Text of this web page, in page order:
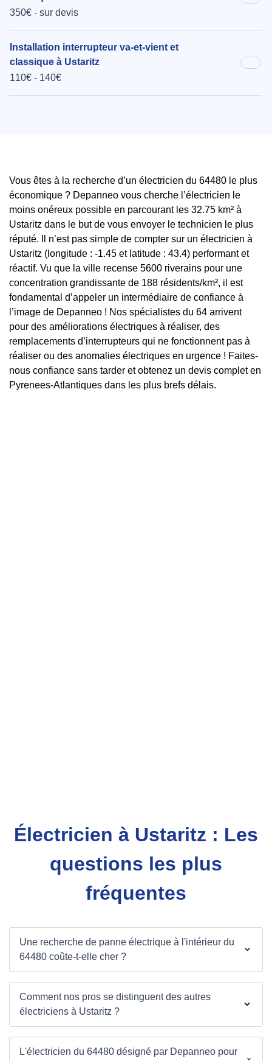
350€ - sur devis
Installation interrupteur va-et-vient et
classique à Ustaritz
110€ - 140€
Vous êtes à la recherche d’un électricien du 64480 le plus
économique ? Depanneo vous cherche l’électricien le
moins onéreux possible en parcourant les 32.75 km² à
Ustaritz dans le but de vous envoyer le technicien le plus
réputé. Il n’est pas simple de compter sur un électricien à
Ustaritz (longitude : -1.45 et latitude : 43.4) performant et
réactif. Vu que la ville recense 5600 riverains pour une
concentration grandissante de 188 résidents/km², il est
fondamental d’appeler un intermédiaire de confiance à
l’image de Depanneo ! Nos spécialistes du 64 arrivent
pour des améliorations électriques à réaliser, des
remplacements d’interrupteurs qui ne fonctionnent pas à
réaliser ou des anomalies électriques en urgence ! Faites-
nous confiance sans tarder et obtenez un devis complet en
Pyrenees-Atlantiques dans les plus brefs délais.
Électricien à Ustaritz : Les
questions les plus
fréquentes
Une recherche de panne électrique à l'intérieur du
64480 coûte-t-elle cher ?
Comment nos pros se distinguent des autres
électriciens à Ustaritz ?
L'électricien du 64480 désigné par Depanneo pour